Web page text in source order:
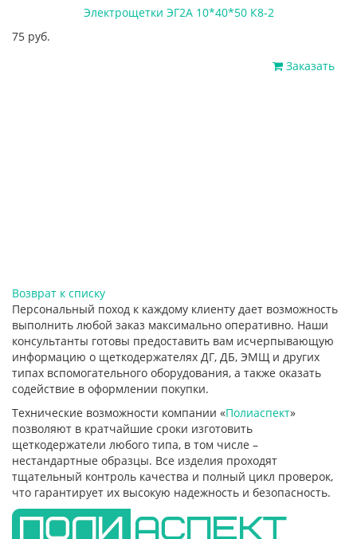
Электрощетки ЭГ2А 10*40*50 К8-2
75 руб.
Заказать
Возврат к списку
Персональный поход к каждому клиенту дает возможность
выполнить любой заказ максимально оперативно. Наши
консультанты готовы предоставить вам исчерпывающую
информацию о щеткодержателях ДГ, ДБ, ЭМЩ и других
типах вспомогательного оборудования, а также оказать
содействие в оформлении покупки.
Технические возможности компании «Полиаспект»
позволяют в кратчайшие сроки изготовить
щеткодержатели любого типа, в том числе –
нестандартные образцы. Все изделия проходят
тщательный контроль качества и полный цикл проверок,
что гарантирует их высокую надежность и безопасность.